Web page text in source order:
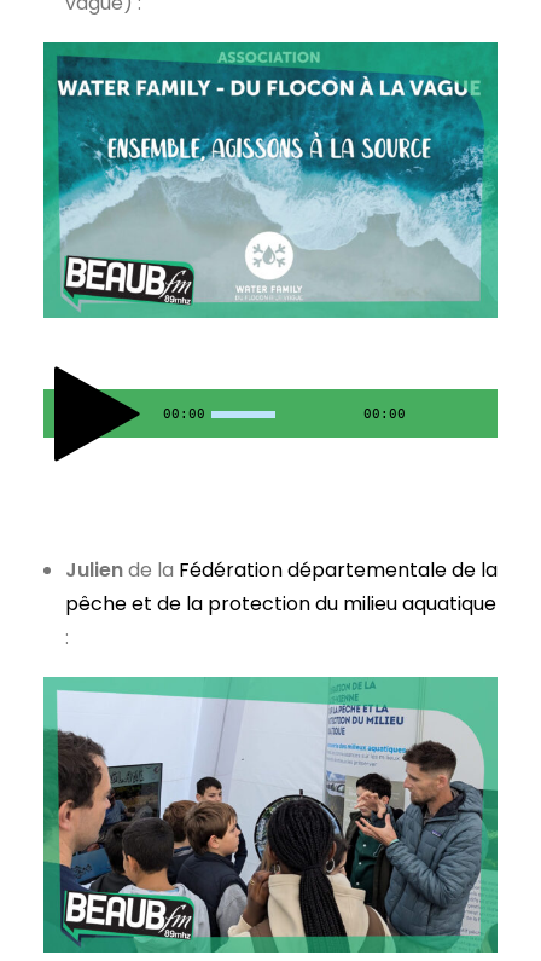
00:00 00:00
Juliende la Fédération départementale de la
pêche et de la protection du milieu aquatique
: